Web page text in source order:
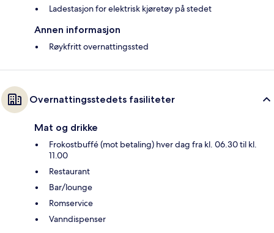
Ladestasjon for elektrisk kjøretøy på stedet
Annen informasjon
Røykfritt overnattingssted
Overnattingsstedets fasiliteter
Mat og drikke
Frokostbuffé (mot betaling) hver dag fra kl. 06.30 til kl.
11.00
Restaurant
Bar/lounge
Romservice
Vanndispenser